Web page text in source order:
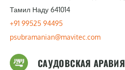
Тамил Наду 641014
+91 99525 94495
psubramanian@mavitec.com
САУДОВСКАЯ АРАВИЯ